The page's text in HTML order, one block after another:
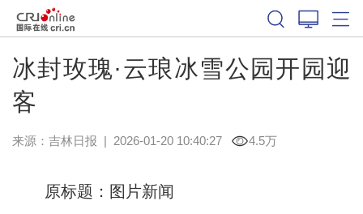
冰封玫瑰·云琅冰雪公园开园迎
客
来源： 吉林日报 | 2026-01-20 10:40:27 4.5万
原标题：图片新闻